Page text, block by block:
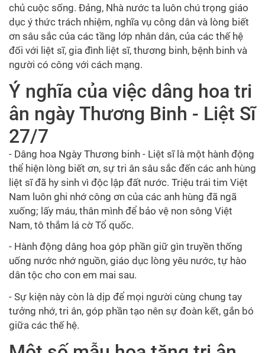
chủ cuộc sống. Đảng, Nhà nước ta luôn chú trọng giáo
dục ý thức trách nhiệm, nghĩa vụ công dân và lòng biết
ơn sâu sắc của các tầng lớp nhân dân, của các thế hệ
đối với liệt sĩ, gia đình liệt sĩ, thương binh, bệnh binh và
người có công với cách mạng.
Ý nghĩa của việc dâng hoa tri
ân ngày Thương Binh - Liệt Sĩ
27/7
- Dâng hoa Ngày Thương binh - Liệt sĩ là một hành động
thể hiện lòng biết ơn, sự tri ân sâu sắc đến các anh hùng
liệt sĩ đã hy sinh vì độc lập đất nước. Triệu trái tim Việt
Nam luôn ghi nhớ công ơn của các anh hùng đã ngã
xuống; lấy máu, thân mình để bảo vệ non sông Việt
Nam, tô thắm lá cờ Tổ quốc.
- Hành động dâng hoa góp phần giữ gìn truyền thống
uống nước nhớ nguồn, giáo dục lòng yêu nước, tự hào
dân tộc cho con em mai sau.
- Sự kiện này còn là dịp để mọi người cùng chung tay
tưởng nhớ, tri ân, góp phần tạo nên sự đoàn kết, gắn bó
giữa các thế hệ.